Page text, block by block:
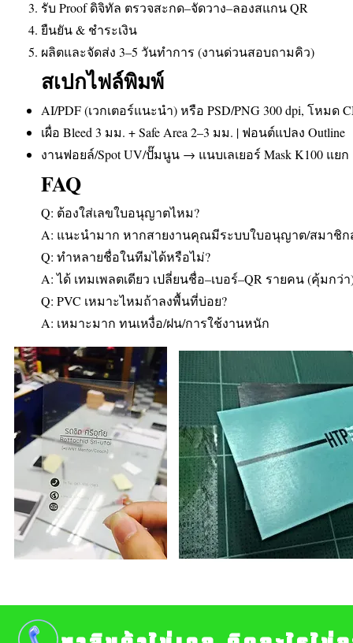
รับ Proof ดิจิทัล ตรวจสะกด–จัดวาง–ลองสแกน QR
ยืนยัน & ชำระเงิน
ผลิตและจัดส่ง 3–5 วันทำการ (งานด่วนสอบถามคิว)
สเปกไฟล์พิมพ์
AI/PDF (เวกเตอร์แนะนำ) หรือ PSD/PNG 300 dpi, โหมด
เผื่อ Bleed 3 มม. + Safe Area 2–3 มม. | ฟอนต์แปลง Outline
งานฟอยล์/Spot UV/ปั๊มนูน → แนบเลเยอร์ Mask K100 แยก
FAQ
Q: ต้องใส่เลขใบอนุญาตไหม?
A: แนะนำมาก หากสายงานคุณมีระบบใบอนุญาต/สมาชิ
Q: ทำหลายชื่อในทีมได้หรือไม่?
A: ได้ เทมเพลตเดียว เปลี่ยนชื่อ–เบอร์–QR รายคน (คุ้มกว่า
Q: PVC เหมาะไหมถ้าลงพื้นที่บ่อย?
A: เหมาะมาก ทนเหงื่อ/ฝน/การใช้งานหนัก